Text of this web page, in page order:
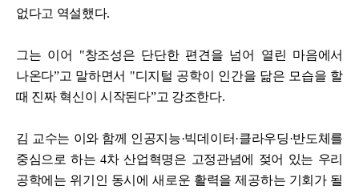
없다고 역설했다.
그는 이어 "창조성은 단단한 편견을 넘어 열린 마음에서
나온다ˮ고 말하면서 "디지털 공학이 인간을 닮은 모습을 할
때 진짜 혁신이 시작된다ˮ고 강조한다.
김 교수는 이와 함께 인공지능·빅데이터·클라우딩·반도체를
중심으로 하는 4차 산업혁명은 고정관념에 젖어 있는 우리
공학에는 위기인 동시에 새로운 활력을 제공하는 기회가 될